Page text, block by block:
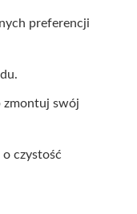
preferencji
zmontuj swój
o czystość